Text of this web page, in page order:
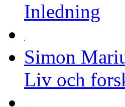
Inledning
Simon
Liv och